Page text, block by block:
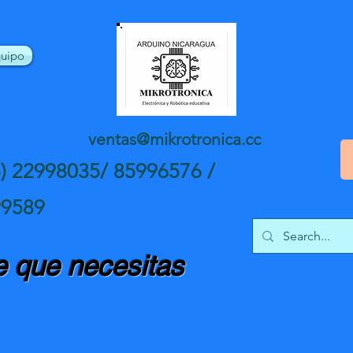
22998035/ 85996576 /
ventas@mikrotronica.cc
que necesitas